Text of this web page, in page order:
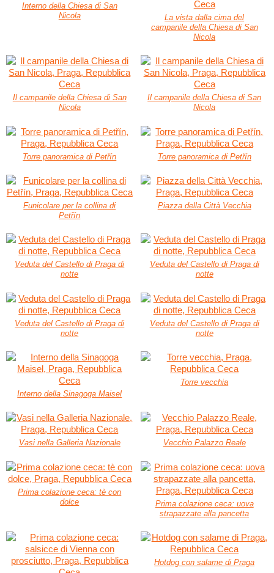
Interno della Chiesa di San
Nicola
La vista dalla cima del
campanile della Chiesa di San
Nicola
Il campanile della Chiesa di San
Nicola
Il campanile della Chiesa di San
Nicola
Torre panoramica di Petřín Torre panoramica di Petřín
Funicolare per la collina di
Petřín
Piazza della Città Vecchia
Veduta del Castello di Praga di
notte
Veduta del Castello di Praga di
notte
Veduta del Castello di Praga di
notte
Veduta del Castello di Praga di
notte
Interno della Sinagoga Maisel
Torre vecchia
Vasi nella Galleria Nazionale Vecchio Palazzo Reale
Prima colazione ceca: tè con
dolce
Prima colazione ceca: uova
strapazzate alla pancetta
Hotdog con salame di Praga